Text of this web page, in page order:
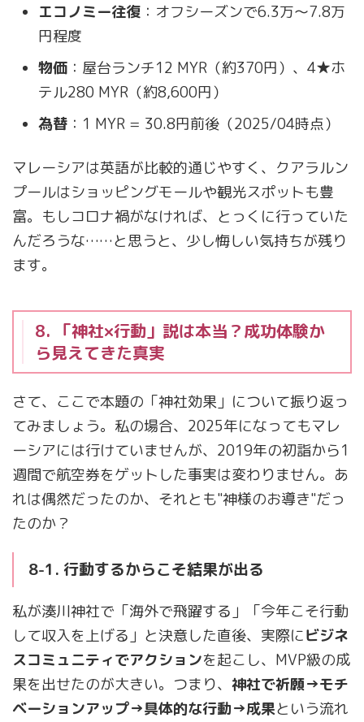
エコノミー往復 ：オフシーズンで6.3万〜7.8万
円程度
物価 ：屋台ランチ12 MYR（約370円）、4★ホ
テル280 MYR（約8,600円）
為替 ：1 MYR = 30.8円前後（2025/04時点）
マレーシアは英語が比較的通じやすく、クアラルン
プールはショッピングモールや観光スポットも豊
富。もしコロナ禍がなければ、とっくに行っていた
んだろうな……と思うと、少し悔しい気持ちが残り
ます。
8. 「神社×行動」説は本当？成功体験か
ら見えてきた真実
さて、ここで本題の「神社効果」について振り返っ
てみましょう。私の場合、2025年になってもマレ
ーシアには行けていませんが、2019年の初詣から1
週間で航空券をゲットした事実は変わりません。あ
れは偶然だったのか、それとも"神様のお導き"だっ
たのか？
8-1. 行動するからこそ結果が出る
私が湊川神社で「海外で飛躍する」「今年こそ行動
して収入を上げる」と決意した直後、実際にビジネ
スコミュニティでアクションを起こし、MVP級の成
果を出せたのが大きい。つまり、 神社で祈願→モチ
ベーションアップ→具体的な行動→成果という流れ